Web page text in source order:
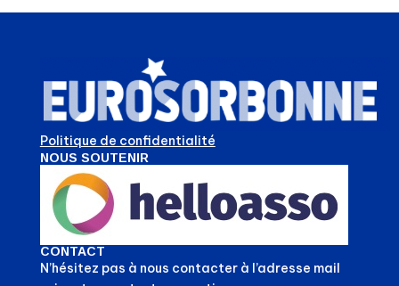
Politique de confidentialité
NOUS SOUTENIR
CONTACT
N’hésitez pas à nous contacter à l’adresse mail